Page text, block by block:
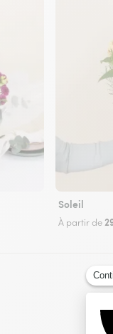
Soleil
À partir de